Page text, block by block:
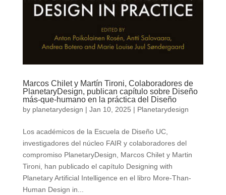
Marcos Chilet y Martín Tironi, Colaboradores de
PlanetaryDesign, publican capítulo sobre Diseño
más-que-humano en la práctica del Diseño
by planetarydesign | Jan 10, 2025 | Planetarydesign
Los académicos de la Escuela de Diseño UC,
investigadores del núcleo FAIR y colaboradores del
compromiso PlanetaryDesign, Marcos Chilet y Martin
Tironi, han publicado el capítulo Designing with
Planetary Artificial Intelligence en el libro More-Than-
Human Design in...